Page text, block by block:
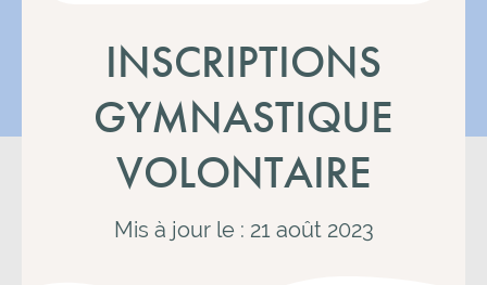
INSCRIPTIONS
GYMNASTIQUE
VOLONTAIRE
Mis à jour le : 21 août 2023